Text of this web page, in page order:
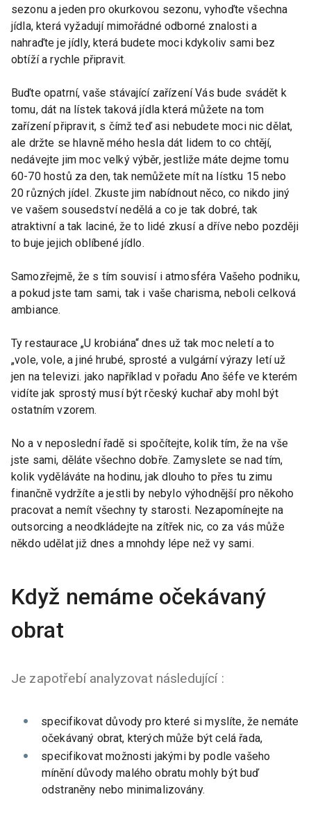
sezonu a jeden pro okurkovou sezonu, vyhoďte všechna
jídla, která vyžadují mimořádné odborné znalosti a
nahraďte je jídly, která budete moci kdykoliv sami bez
obtíží a rychle připravit.
Buďte opatrní, vaše stávající zařízení Vás bude svádět k
tomu, dát na lístek taková jídla která můžete na tom
zařízení připravit, s čímž teď asi nebudete moci nic dělat,
ale držte se hlavně mého hesla dát lidem to co chtějí,
nedávejte jim moc velký výběr, jestliže máte dejme tomu
60-70 hostů za den, tak nemůžete mít na lístku 15 nebo
20 různých jídel. Zkuste jim nabídnout něco, co nikdo jiný
ve vašem sousedství nedělá a co je tak dobré, tak
atraktivní a tak laciné, že to lidé zkusí a dříve nebo později
to buje jejich oblíbené jídlo.
Samozřejmě, že s tím souvisí i atmosféra Vašeho podniku,
a pokud jste tam sami, tak i vaše charisma, neboli celková
ambiance.
Ty restaurace „U krobiána“ dnes už tak moc neletí a to
„vole, vole, a jiné hrubé, sprosté a vulgární výrazy letí už
jen na televizi. jako například v pořadu Ano šéfe ve kterém
vidíte jak sprostý musí být rčeský kuchař aby mohl být
ostatním vzorem.
No a v neposlední řadě si spočítejte, kolik tím, že na vše
jste sami, děláte všechno dobře. Zamyslete se nad tím,
kolik vyděláváte na hodinu, jak dlouho to přes tu zimu
finančně vydržíte a jestli by nebylo výhodnější pro někoho
pracovat a nemít všechny ty starosti. Nezapomínejte na
outsorcing a neodkládejte na zítřek nic, co za vás může
někdo udělat již dnes a mnohdy lépe než vy sami.
Když nemáme očekávaný
obrat
Je zapotřebí analyzovat následující :
specifikovat důvody pro které si myslíte, že nemáte
očekávaný obrat, kterých může být celá řada,
specifikovat možnosti jakými by podle vašeho
mínění důvody malého obratu mohly být buď
odstraněny nebo minimalizovány.